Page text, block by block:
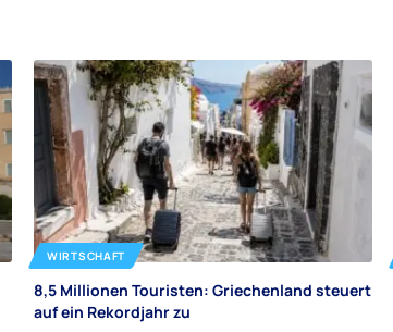
WIRTSCHAFT
8,5 Millionen Touristen: Griechenland steuert
auf ein Rekordjahr zu